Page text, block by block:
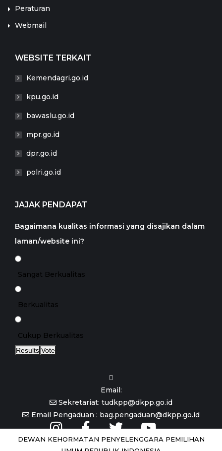
Peraturan
Webmail
WEBSITE TERKAIT
Kemendagri.go.id
kpu.go.id
bawaslu.go.id
mpr.go.id
dpr.go.id
polri.go.id
JAJAK PENDAPAT
Bagaimana kualitas informasi yang disajikan dalam
laman/website ini?
Sangat Berkualitas
Berkualitas
Cukup Berkualitas
Results Vote
Email:
Sekretariat: tudkpp@dkpp.go.id
Email Pengaduan : bag.pengaduan@dkpp.go.id
DEWAN KEHORMATAN PENYELENGGARA PEMILIHAN